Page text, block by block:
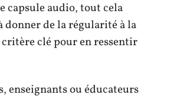
capsule audio, tout cela
donner de la régularité à la
clé pour en ressentir
enseignants ou éducateurs